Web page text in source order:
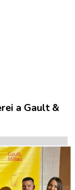
a Gault &